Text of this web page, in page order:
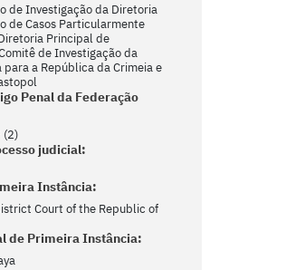
de Investigação da Diretoria
de Casos Particularmente
Principal de
de Investigação da
para a República da Crimeia e
Penal da Federação
(2)
judicial:
Instância:
Court of the Republic of
de Primeira Instância: